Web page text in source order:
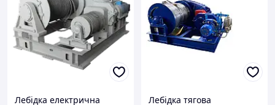
Лебідка електрична
Лебідка тягова